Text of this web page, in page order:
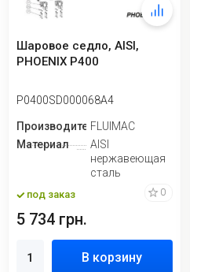
Шаровое седло, AISI,
PHOENIX P400
P0400SD000068A4
ПроизводительFLUIMAC
Материал
AISI
нержавеющая
сталь
под заказ 0
5 734 грн.
В корзину